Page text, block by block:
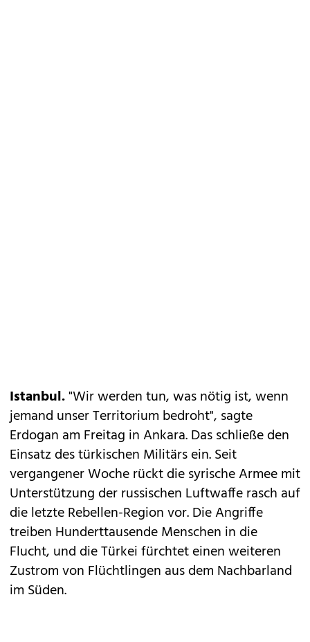
Istanbul."Wir werden tun, was nötig ist, wenn
jemand unser Territorium bedroht", sagte
Erdogan am Freitag in Ankara. Das schließe den
Einsatz des türkischen Militärs ein. Seit
vergangener Woche rückt die syrische Armee mit
Unterstützung der russischen Luftwaffe rasch auf
die letzte Rebellen-Region vor. Die Angriffe
treiben Hunderttausende Menschen in die
Flucht, und die Türkei fürchtet einen weiteren
Zustrom von Flüchtlingen aus dem Nachbarland
im Süden.